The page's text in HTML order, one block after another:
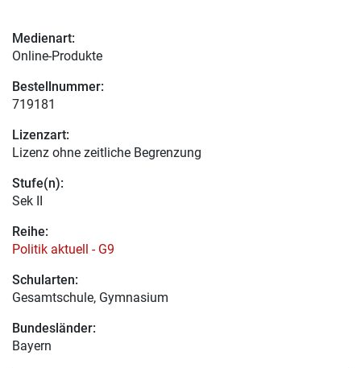
Medienart:
Online-Produkte
Bestellnummer:
719181
Lizenzart:
Lizenz ohne zeitliche Begrenzung
Stufe(n):
Sek II
Reihe:
Politik aktuell - G9
Schularten:
Gesamtschule, Gymnasium
Bundesländer:
Bayern